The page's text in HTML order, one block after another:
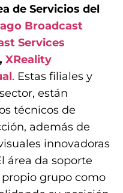
de Servicios del
Broadcast
Services
, XReality
. Estas filiales y
están
técnicos de
además de
innovadoras
área da soporte
grupo como